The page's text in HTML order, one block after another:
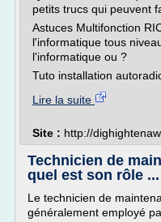
petits trucs qui peuvent
Astuces Multifonction
l'informatique tous
l'informatique ou ?
Tuto installation
Lire la suite
Site : http://
Technicien de
quel est son rôle ...
Le technicien de
généralement employé